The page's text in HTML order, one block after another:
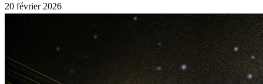
20 février 2026